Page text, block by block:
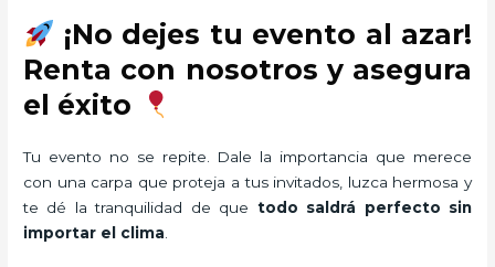
¡No dejes tu evento al azar!
Renta con nosotros y asegura
el éxito
Tu evento no se repite. Dale la importancia que merece
con una carpa que proteja a tus invitados, luzca hermosa y
te dé la tranquilidad de que todo saldrá perfecto sin
importar el clima